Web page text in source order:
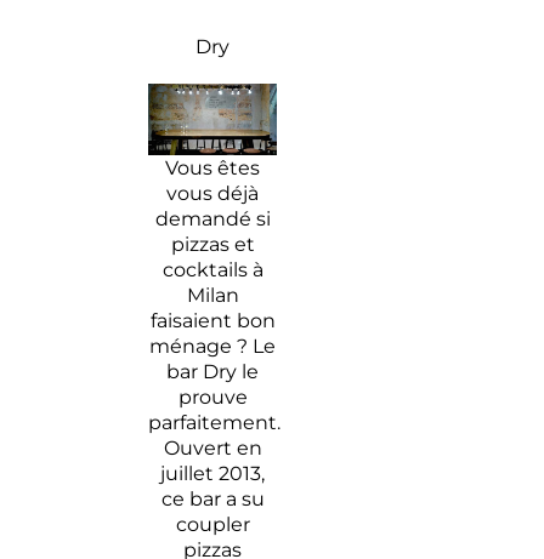
Dry
Vous êtes
vous déjà
demandé si
pizzas et
cocktails à
Milan
faisaient bon
ménage ? Le
bar Dry le
prouve
parfaitement.
Ouvert en
juillet 2013,
ce bar a su
coupler
pizzas